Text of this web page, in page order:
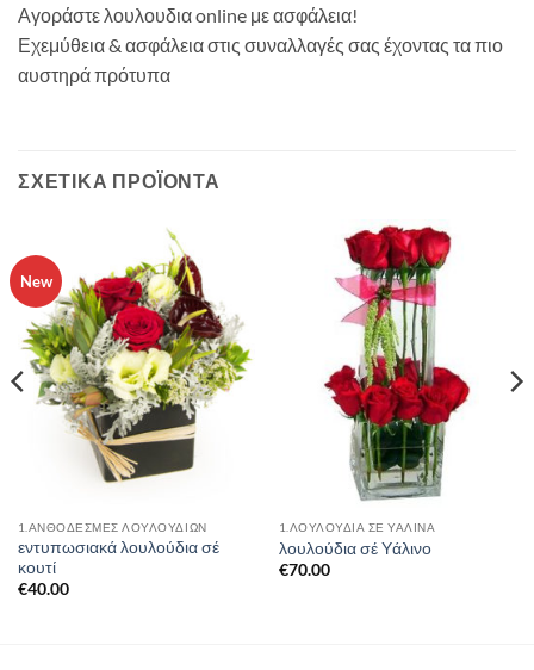
Αγοράστε λουλουδια online με ασφάλεια!
Εχεμύθεια & ασφάλεια στις συναλλαγές σας έχοντας τα πιο
αυστηρά πρότυπα
ΣΧΕΤΙΚΆ ΠΡΟΪΌΝΤΑ
New
1.ΑΝΘΟΔΕΣΜΕΣ ΛΟΥΛΟΥΔΙΩΝ
εντυπωσιακά λουλούδια σέ
κουτί
€40.00
1.ΛΟΥΛΟΎΔΙΑ ΣΈ ΥΆΛΙΝΑ
λουλούδια σέ Υάλινο
€70.00